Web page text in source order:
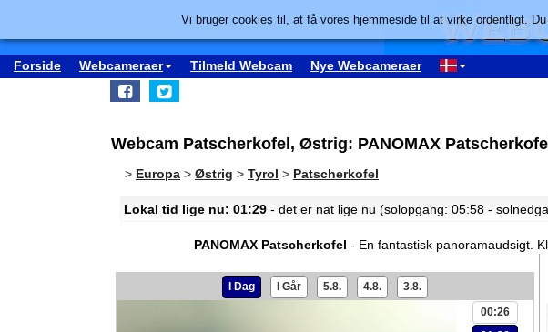
Forside Webcameraer Tilmeld Webcam Nye Webcameraer
Webcam Patscherkofel, Østrig: PANOMAX Patscherkofel
> Europa > Østrig > Tyrol > Patscherkofel
Lokal tid lige nu: 01:29 - det er nat lige nu (solopgang: 05:58 -
PANOMAX Patscherkofel - En fantastisk panoramaudsigt.
I Dag I Går 5.8. 4.8. 3.8.
00:26
Vi bruger cookies til, at få vores hjemmeside til at virke ordentligt.